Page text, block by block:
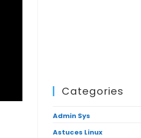
Categories
Admin Sys
Astuces Linux